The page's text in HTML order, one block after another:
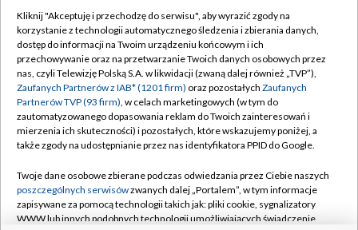
TVP
Abonament TVP
Emisja w TVP
Centrum informacji TVP
Naziemna Telewizja Cyfrowa
Rada Programowa
System NOS
Regulamin TVP
Polityka prywatności
Moje zgody
Pomoc
Kontakt
Kliknij "Akceptuję i przechodzę do serwisu", aby wyrazić zgody na
korzystanie z technologii automatycznego śledzenia i zbierania danych,
dostęp do informacji na Twoim urządzeniu końcowym i ich
przechowywanie oraz na przetwarzanie Twoich danych osobowych przez
nas, czyli Telewizję Polską S.A. w likwidacji (zwaną dalej również „TVP”),
Zaufanych Partnerów z IAB* (1201 firm) oraz pozostałych Zaufanych
Partnerów TVP (93 firm), w celach marketingowych (w tym do
zautomatyzowanego dopasowania reklam do Twoich zainteresowań i
mierzenia ich skuteczności) i pozostałych, które wskazujemy poniżej, a
także zgody na udostępnianie przez nas identyfikatora PPID do Google.
Twoje dane osobowe zbierane podczas odwiedzania przez Ciebie naszych
poszczególnych serwisówzwanych dalej „Portalem”, w tym informacje
zapisywane za pomocą technologii takich jak: pliki cookie, sygnalizatory
WWW lub innych podobnych technologii umożliwiających świadczenie